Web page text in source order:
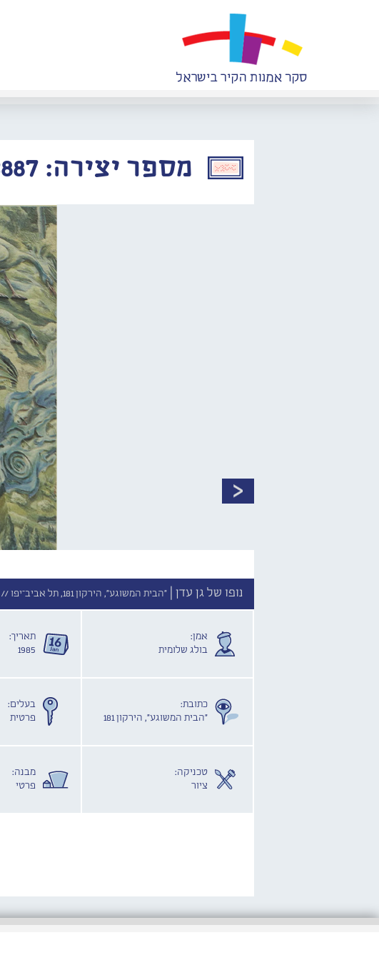
מספר יצירה: #3887
נופו של גן עדן | "הבית המשוגע", הירקון 181, תל אביב־יפו //
אמן:
בולג שלומית
תאריך:
1985
כתובת:
"הבית המשוגע", הירקון 181
בעלים:
פרטית
טכניקה:
ציור
מבנה:
פרטי